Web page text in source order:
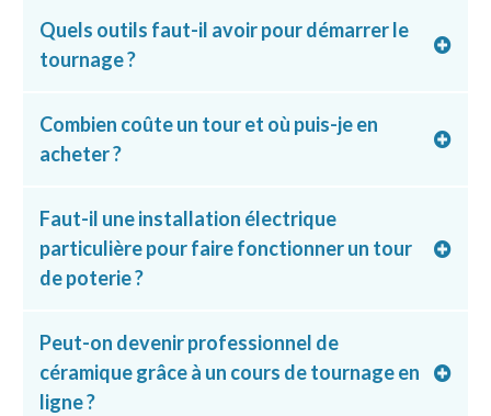
Quels outils faut-il avoir pour démarrer le
tournage ?
Combien coûte un tour et où puis-je en
acheter ?
Faut-il une installation électrique
particulière pour faire fonctionner un tour
de poterie ?
Peut-on devenir professionnel de
céramique grâce à un cours de tournage en
ligne ?